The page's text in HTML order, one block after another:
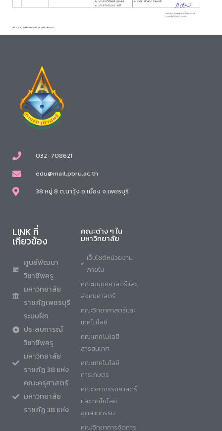
032-708621
edu@mail.pbru.ac.th
38 หมู่ 8 ต.นาวุ้ง อ.เมือง จ.เพชรบุรี
LINK ที่
เกี่ยวข้อง
ศูนย์พัฒนา
วิชาชีพครู
มหาวิทยาลัย
ราชภัฏเพชรบุรี
ระบบฝึก
ประสบการณ์
วิชาชีพครู
มหาวิทยาลัย
ราชภัฏ 38 แห่ง
คณะครุศาสตร์
มหาวิทยาลัย
ราชภัฏ 38 แห่ง
คณะต่าง ๆ ใน
มหาวิทยาลัย
เว็บไซต์หน่วยงาน
ภายใน
คณะมนุษยศาสตร์และ
สังคมศาสตร์
คณะวิทยาศาสตร์และ
เทคโนโลยี
คณะเทคโนโลยี
สารสนเทศ
คณะเทคโนโลยี
การเกษตร
คณะวิศวกรรมศาสตร์
และเทคโนโลยี
อุตสาหกรรม
คณะวิทยาการจัดการ